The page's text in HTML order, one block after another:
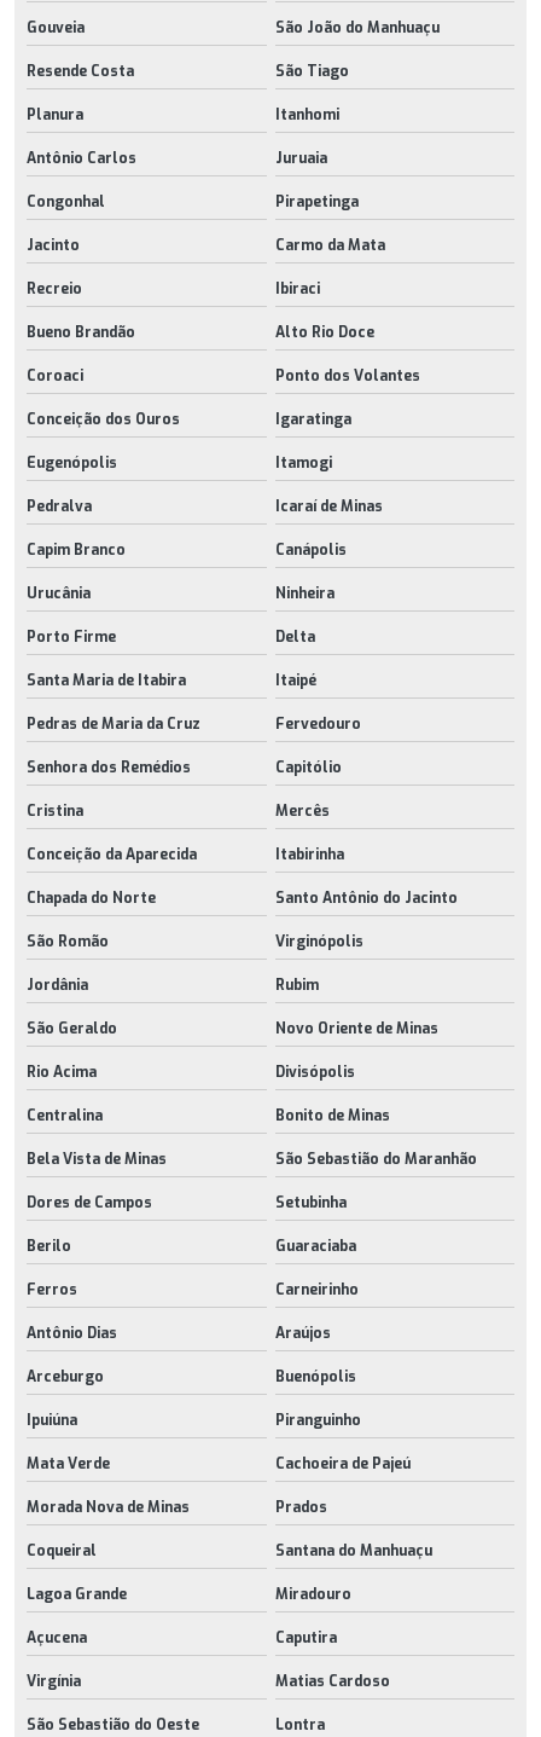
Gouveia São João do Manhuaçu
Resende Costa São Tiago
Planura Itanhomi
Antônio Carlos Juruaia
Congonhal Pirapetinga
Jacinto Carmo da Mata
Recreio Ibiraci
Bueno Brandão Alto Rio Doce
Coroaci Ponto dos Volantes
Conceição dos Ouros Igaratinga
Eugenópolis Itamogi
Pedralva Icaraí de Minas
Capim Branco Canápolis
Urucânia Ninheira
Porto Firme Delta
Santa Maria de Itabira Itaipé
Pedras de Maria da Cruz Fervedouro
Senhora dos Remédios Capitólio
Cristina Mercês
Conceição da Aparecida Itabirinha
Chapada do Norte Santo Antônio do Jacinto
São Romão Virginópolis
Jordânia Rubim
São Geraldo Novo Oriente de Minas
Rio Acima Divisópolis
Centralina Bonito de Minas
Bela Vista de Minas São Sebastião do Maranhão
Dores de Campos Setubinha
Berilo Guaraciaba
Ferros Carneirinho
Antônio Dias Araújos
Arceburgo Buenópolis
Ipuiúna Piranguinho
Mata Verde Cachoeira de Pajeú
Morada Nova de Minas Prados
Coqueiral Santana do Manhuaçu
Lagoa Grande Miradouro
Açucena Caputira
Virgínia Matias Cardoso
São Sebastião do Oeste Lontra